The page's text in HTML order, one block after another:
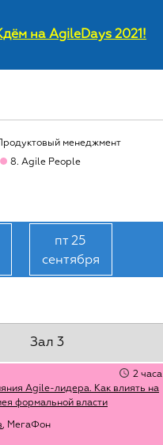
менеджмент
8. Agile People
пт 25
сентября
Зал 3
2 часа
Agile-лидера. Как влиять на
формальной власти
, МегаФон
на AgileDays 2021!